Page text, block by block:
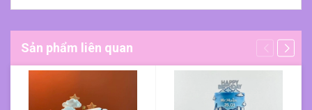
Sản phẩm liên quan